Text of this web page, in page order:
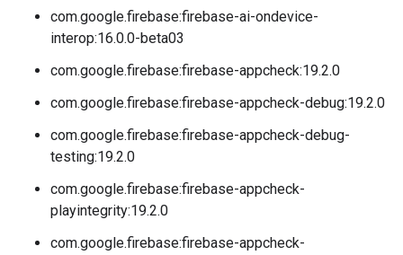
com.google.firebase:firebase-ai-ondevice-
interop:16.0.0-beta03
com.google.firebase:firebase-appcheck:19.2.0
com.google.firebase:firebase-appcheck-debug:19.2.0
com.google.firebase:firebase-appcheck-debug-
testing:19.2.0
com.google.firebase:firebase-appcheck-
playintegrity:19.2.0
com.google.firebase:firebase-appcheck-